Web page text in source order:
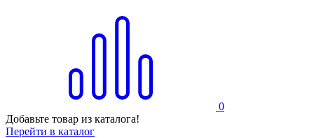
0
Добавьте товар из каталога!
Перейти в каталог